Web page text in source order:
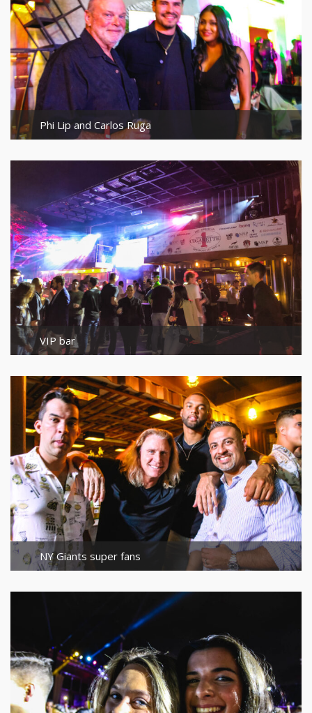
Phi Lip and Carlos Ruga
VIP bar
NY Giants super fans